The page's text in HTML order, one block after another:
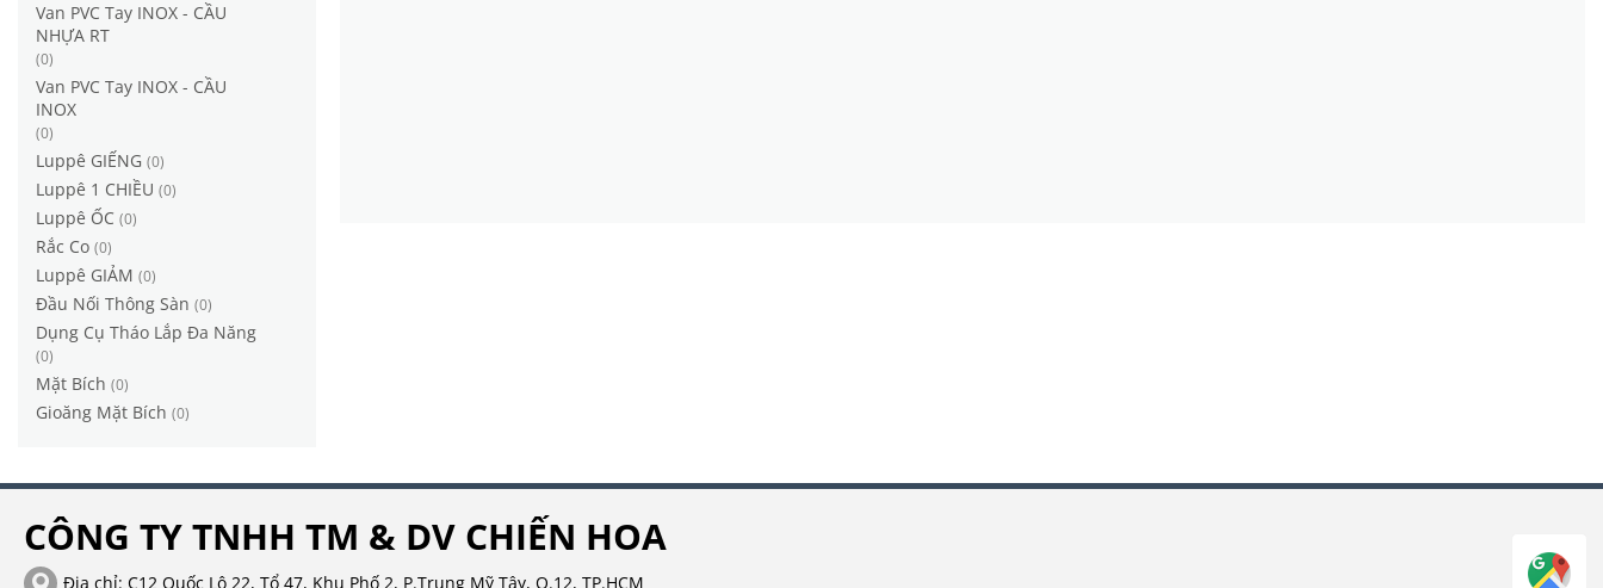
Van PVC Tay INOX - CẦU
NHỰA RT
(0)
Van PVC Tay INOX - CẦU
INOX
(0)
Luppê GIẾNG (0)
Luppê 1 CHIỀU (0)
Luppê ỐC (0)
Rắc Co (0)
Luppê GIẢM (0)
Đầu Nối Thông Sàn (0)
Dụng Cụ Tháo Lắp Đa Năng
(0)
Mặt Bích (0)
Gioăng Mặt Bích (0)
CÔNG TY TNHH TM & DV CHIẾN HOA
Địa chỉ: C12 Quốc Lộ 22, Tổ 47, Khu Phố 2, P.Trung Mỹ Tây, Q.12, TP.HCM